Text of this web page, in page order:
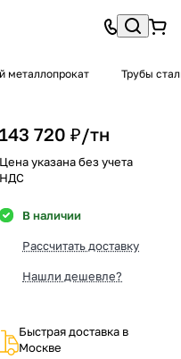
металлопрокат Трубы
143 720 ₽/тн
Цена указана без учета
НДС
В наличии
Рассчитать доставку
Нашли дешевле?
Быстрая доставка в
Москве